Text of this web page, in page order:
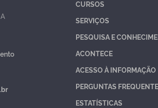
CURSOS
SERVIÇOS
PESQUISA E
ACONTECE
ACESSO À INFORMAÇÃO
PERGUNTAS
ESTATÍSTICAS